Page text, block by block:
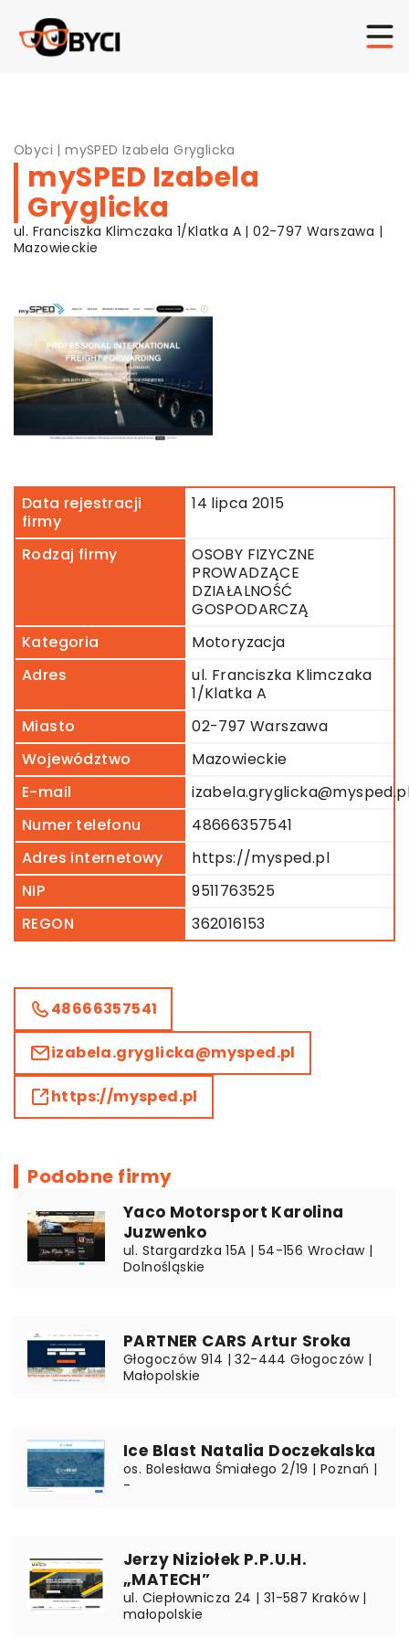
Obyci |mySPED Izabela Gryglicka
mySPED Izabela
Gryglicka
ul. Franciszka Klimczaka 1/Klatka A | 02-797 Warszawa |
Mazowieckie
Data rejestracji
firmy
14 lipca 2015
Rodzaj firmy
OSOBY FIZYCZNE
PROWADZĄCE
DZIAŁALNOŚĆ
GOSPODARCZĄ
Kategoria
Motoryzacja
Adres
ul. Franciszka Klimczaka
1/Klatka A
Miasto
02-797 Warszawa
Województwo
Mazowieckie
E-mail
Numer telefonu
48666357541
Adres internetowy
https://mysped.pl
NIP
9511763525
REGON
362016153
48666357541
izabela.gryglicka@mysped.pl
https://mysped.pl
Podobne firmy
Yaco Motorsport Karolina
Juzwenko
ul. Stargardzka 15A | 54-156 Wrocław |
Dolnośląskie
PARTNER CARS Artur Sroka
Głogoczów 914 | 32-444 Głogoczów |
Małopolskie
Ice Blast Natalia Doczekalska
os. Bolesława Śmiałego 2/19 | Poznań |
-
Jerzy Niziołek P.P.U.H.
„MATECH”
ul. Ciepłownicza 24 | 31-587 Kraków |
małopolskie